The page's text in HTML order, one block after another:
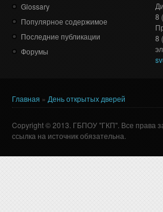
Glossary
Популярное содержимое
Последние публикации
Форумы
8
8
Вы здесь
Главная » День открытых дверей
Copyright © 2013. ГБПОУ "ГКП". Все права
ссылка на источник обязательна.